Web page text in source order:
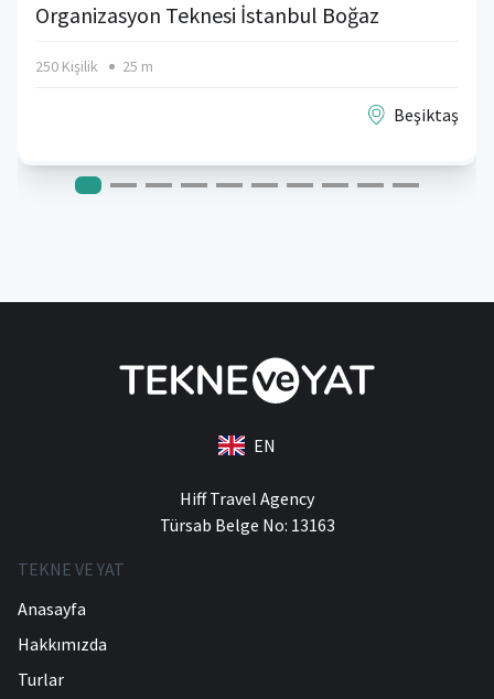
Organizasyon Teknesi İstanbul Boğaz
250 Kişilik 25 m
Beşiktaş
EN
Hiff Travel Agency
Türsab Belge No: 13163
TEKNE VE YAT
Anasayfa
Hakkımızda
Turlar